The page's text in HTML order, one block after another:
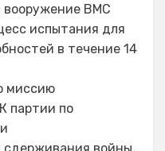
вооружение ВМС
испытания для
в течение 14
миссию
партии по